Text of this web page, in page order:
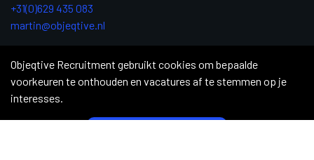
+31(0)629 435 083
martin@objeqtive.nl
Copyright 2026 © Objective Recruitment|Privacy Statement
Objeqtive Recruitment gebruikt cookies om bepaalde
voorkeuren te onthouden en vacatures af te stemmen op je
interesses.